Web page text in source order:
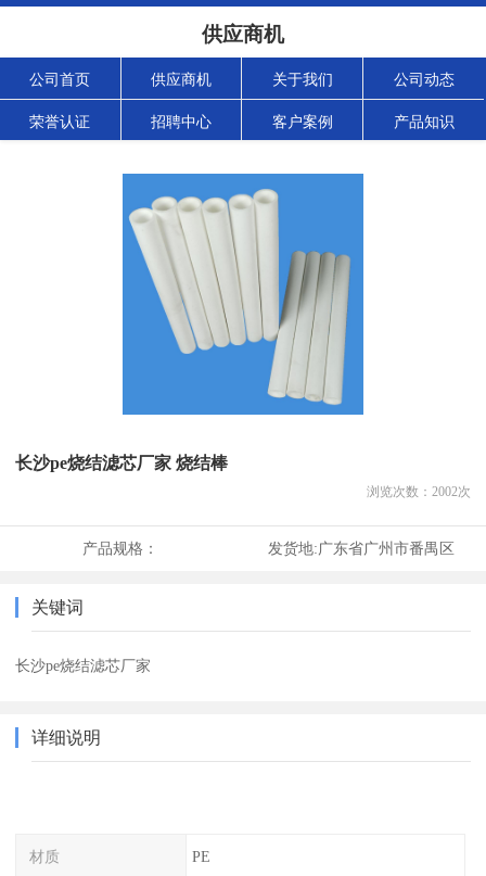
供应商机
公司首页 供应商机 关于我们 公司动态
荣誉认证 招聘中心 客户案例 产品知识
长沙pe烧结滤芯厂家 烧结棒
浏览次数： 2002次
产品规格： 发货地:广东省广州市番禺区
关键词
长沙pe烧结滤芯厂家
详细说明
材质 PE